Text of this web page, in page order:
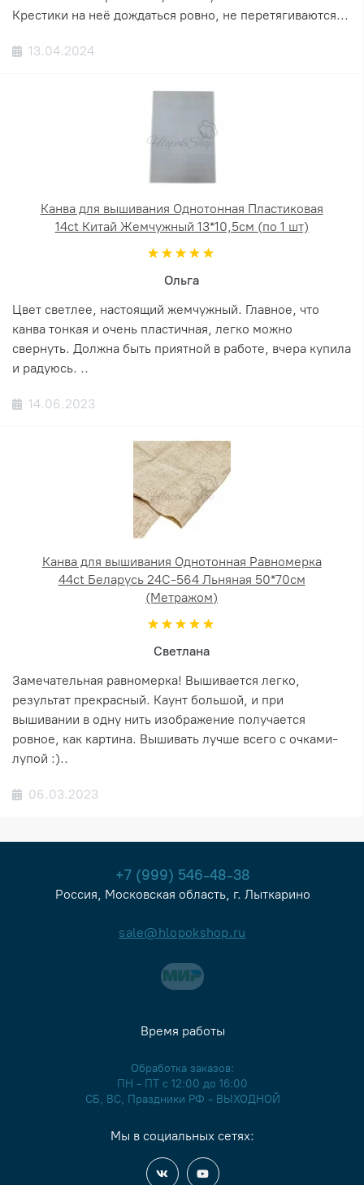
Крестики на неё дождаться ровно, не перетягиваются...
13.04.2024
Канва для вышивания Однотонная Пластиковая
14ct Китай Жемчужный 13*10,5см (по 1 шт)
Ольга
Цвет светлее, настоящий жемчужный. Главное, что
канва тонкая и очень пластичная, легко можно
свернуть. Должна быть приятной в работе, вчера купила
и радуюсь. ..
14.06.2023
Канва для вышивания Однотонная Равномерка
44ct Беларусь 24С-564 Льняная 50*70см
(Метражом)
Светлана
Замечательная равномерка! Вышивается легко,
результат прекрасный. Каунт большой, и при
вышивании в одну нить изображение получается
ровное, как картина. Вышивать лучше всего с очками-
лупой :)..
06.03.2023
+7 (999) 546-48-38
Россия, Московская область, г. Лыткарино
sale@hlopokshop.ru
Время работы
Обработка заказов:
ПН - ПТ с 12:00 до 16:00
СБ, ВС, Праздники РФ - ВЫХОДНОЙ
Мы в социальных сетях: